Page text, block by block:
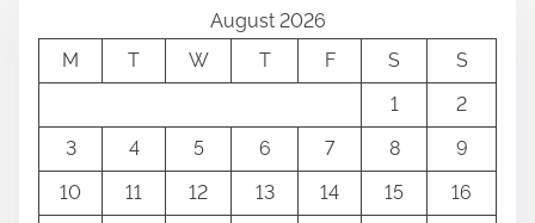
August 2026
M
T W T F S
S
1
2
3
4 5 6 7 8
9
10
11 12 13 14 15
16